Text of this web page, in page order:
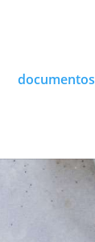
documentos